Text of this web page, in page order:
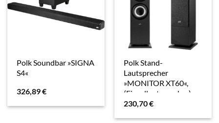
Polk Soundbar »SIGNA
S4«
326,89€
Polk Stand-
Lautsprecher
»MONITOR XT60«,
(Einzellautsprecher)
230,70€